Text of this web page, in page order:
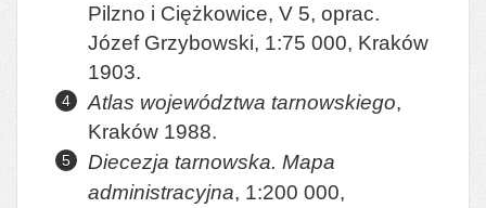
Pilzno i Ciężkowice, V 5, oprac.
Józef Grzybowski, 1:75 000, Kraków
1903.
Atlas województwa tarnowskiego,
Kraków 1988.
Diecezja tarnowska. Mapa
administracyjna, 1:200 000,